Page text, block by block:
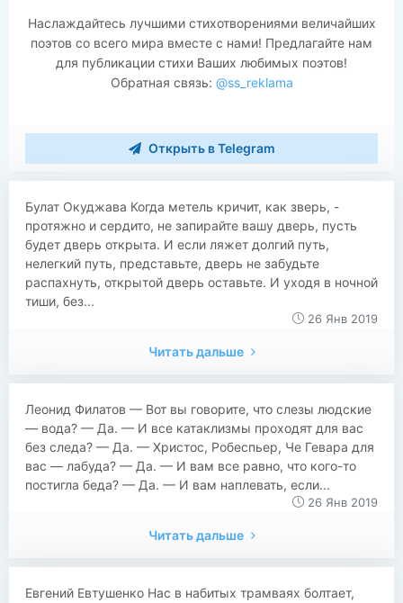
Наслаждайтесь лучшими стихотворениями величайших
поэтов со всего мира вместе с нами! Предлагайте нам
для публикации стихи Ваших любимых поэтов!
Обратная связь: @ss_reklama
Открыть в Telegram
Булат Окуджава Когда метель кричит, как зверь, -
протяжно и сердито, не запирайте вашу дверь, пусть
будет дверь открыта. И если ляжет долгий путь,
нелегкий путь, представьте, дверь не забудьте
распахнуть, открытой дверь оставьте. И уходя в ночной
тиши, без...
26 Янв 2019
Читать дальше
Леонид Филатов — Вот вы говорите, что слезы людские
— вода? — Да. — И все катаклизмы проходят для вас
без следа? — Да. — Христос, Робеспьер, Че Гевара для
вас — лабуда? — Да. — И вам все равно, что кого-то
постигла беда? — Да. — И вам наплевать, если...
26 Янв 2019
Читать дальше
Евгений Евтушенко Нас в набитых трамваях болтает,